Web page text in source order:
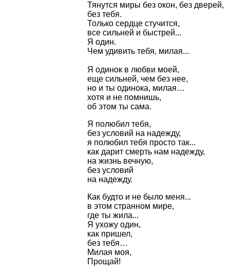
Тянутся миры без окон, без дверей,
без тебя.
Только сердце стучится,
все сильней и быстрей...
Я один.
Чем удивить тебя, милая...
Я одинок в любви моей,
еще сильней, чем без нее,
но и ты одинока, милая…
хотя и не помнишь,
об этом ты сама.
Я полюбил тебя,
без условий на надежду,
я полюбил тебя просто так...
как дарит смерть нам надежду,
на жизнь вечную,
без условий
на надежду.
Как будто и не было меня...
в этом странном мире,
где ты жила...
Я ухожу один,
как пришел,
без тебя…
Милая моя,
Прощай!